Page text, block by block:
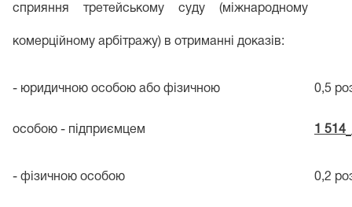
сприяння третейському суду (міжнародному
комерційному арбітражу) в отриманні доказів:
- юридичною особою або фізичною
особою - підприємцем
0,5
1 514
- фізичною особою 0,2